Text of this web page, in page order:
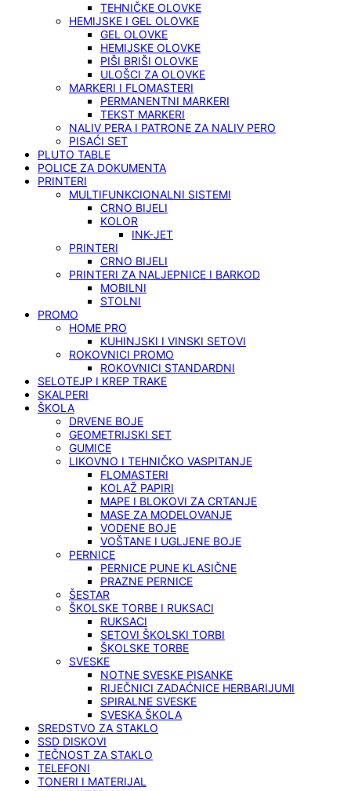
TEHNIČKE OLOVKE
HEMIJSKE I GEL OLOVKE
GEL OLOVKE
HEMIJSKE OLOVKE
PIŠI BRIŠI OLOVKE
ULOŠCI ZA OLOVKE
MARKERI I FLOMASTERI
PERMANENTNI MARKERI
TEKST MARKERI
NALIV PERA I PATRONE ZA NALIV PERO
PISAĆI SET
PLUTO TABLE
POLICE ZA DOKUMENTA
PRINTERI
MULTIFUNKCIONALNI SISTEMI
CRNO BIJELI
KOLOR
INK-JET
PRINTERI
CRNO BIJELI
PRINTERI ZA NALJEPNICE I BARKOD
MOBILNI
STOLNI
PROMO
HOME PRO
KUHINJSKI I VINSKI SETOVI
ROKOVNICI PROMO
ROKOVNICI STANDARDNI
SELOTEJP I KREP TRAKE
SKALPERI
ŠKOLA
DRVENE BOJE
GEOMETRIJSKI SET
GUMICE
LIKOVNO I TEHNIČKO VASPITANJE
FLOMASTERI
KOLAŽ PAPIRI
MAPE I BLOKOVI ZA CRTANJE
MASE ZA MODELOVANJE
VODENE BOJE
VOŠTANE I UGLJENE BOJE
PERNICE
PERNICE PUNE KLASIČNE
PRAZNE PERNICE
ŠESTAR
ŠKOLSKE TORBE I RUKSACI
RUKSACI
SETOVI ŠKOLSKI TORBI
ŠKOLSKE TORBE
SVESKE
NOTNE SVESKE PISANKE
RIJEČNICI ZADAĆNICE HERBARIJUMI
SPIRALNE SVESKE
SVESKA ŠKOLA
SREDSTVO ZA STAKLO
SSD DISKOVI
TEČNOST ZA STAKLO
TELEFONI
TONERI I MATERIJAL